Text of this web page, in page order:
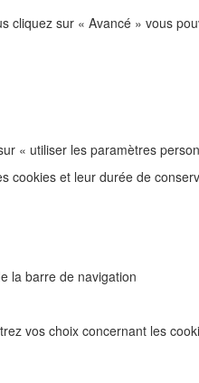
cliquez sur « Avancé » vous
« utiliser les paramètres
et leur durée de
la barre de navigation
vos choix concernant les